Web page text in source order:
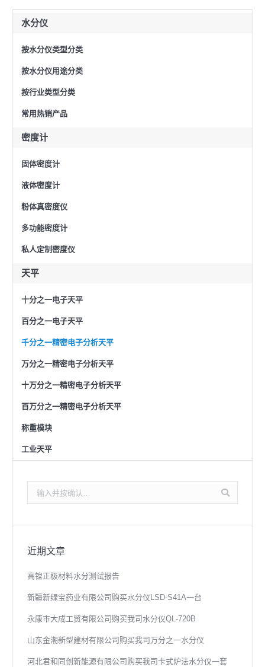
水分仪
按水分仪类型分类
按水分仪用途分类
按行业类型分类
常用热销产品
密度计
固体密度计
液体密度计
粉体真密度仪
多功能密度计
私人定制密度仪
天平
十分之一电子天平
百分之一电子天平
千分之一精密电子分析天平
万分之一精密电子分析天平
十万分之一精密电子分析天平
百万分之一精密电子分析天平
称重模块
工业天平
索：
近期文章
高镍正极材料水分测试报告
新疆新绿宝药业有限公司购买水分仪LSD-S41A一台
永康市大成工贸有限公司购买我司水分仪QL-720B
山东金潮新型建材有限公司购买我司万分之一水分仪
河北君和同创新能源有限公司购买我司卡式炉法水分仪一套